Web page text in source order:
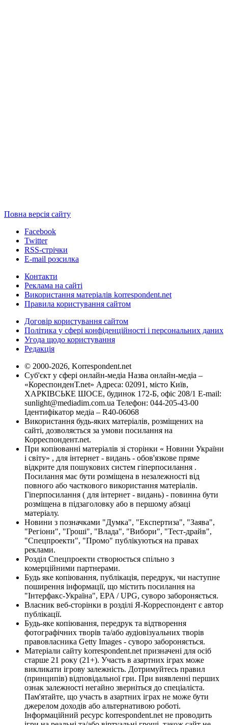
Повна версія сайту
Facebook
Twitter
RSS-стрічки
E-mail розсилка
Контакти
Реклама на сайті
Використання матеріалів korrespondent.net
Правила користування сайтом
Договір користування сайтом
Політика у сфері конфіденційності і персональних даних
Угода щодо користування
Редакція
© 2000-2026, Korrespondent.net
Суб'єкт у сфері онлайн-медіа Назва онлайн-медіа –
«КореспонденТ.net» Адреса: 02091, місто Київ,
ХАРКІВСЬКЕ ШОСЕ, будинок 172-Б, офіс 208/1 E-mail:
sunlight@mediadim.com.ua Телефон: 044-205-43-00
Ідентифікатор медіа – R40-06068
Використання будь-яких матеріалів, розміщених на
сайті, дозволяється за умови посилання на
Корреспондент.net.
При копіюванні матеріалів зі сторінки « Новини України
і світу» , для інтернет - видань - обов'язкове пряме
відкрите для пошукових систем гіперпосилання .
Посилання має бути розміщена в незалежності від
повного або часткового використання матеріалів.
Гіперпосилання ( для інтернет - видань) - повинна бути
розміщена в підзаголовку або в першому абзаці
матеріалу.
Новини з позначками "Думка", "Експертиза", "Заява",
"Регіони", "Гроші", "Влада", "Вибори", "Тест-драйв",
"Спецпроекти", "Промо" публікуються на правах
реклами.
Розділ Спецпроекти створюється спільно з
комерційними партнерами.
Будь яке копіювання, публікація, передрук, чи наступне
поширення інформації, що містить посилання на
"Інтерфакс-Україна", EPA / UPG, суворо забороняється.
Власник веб-сторінки в розділі Я-Корреспондент є автор
публікації.
Будь-яке копіювання, передрук та відтворення
фотографічних творів та/або аудіовізуальних творів
правовласника Getty Images - суворо забороняється.
Матеріали сайту korrespondent.net призначені для осіб
старше 21 року (21+). Участь в азартних іграх може
викликати ігрову залежність. Дотримуйтесь правил
(принципів) відповідальної гри. При виявленні перших
ознак залежності негайно зверніться до спеціаліста.
Пам'ятайте, що участь в азартних іграх не може бути
джерелом доходів або альтернативою роботі.
Інформаційний ресурс korrespondent.net не проводить